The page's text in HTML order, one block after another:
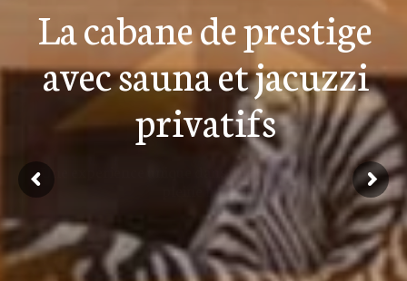
La cabane de prestige
avec sauna et jacuzzi
privatifs
Une expérience unique dans une cabane de luxe en
pleine nature